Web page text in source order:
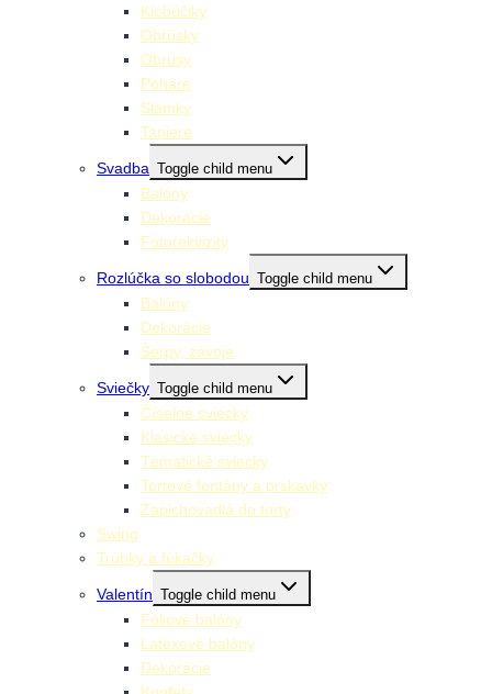
Klobúčiky
Obrúsky
Obrusy
Poháre
Slamky
Taniere
Svadba Toggle child menu
Balóny
Dekorácie
Fotorekvizity
Rozlúčka so slobodou Toggle child menu
Balóny
Dekorácie
Šerpy, závoje
Sviečky Toggle child menu
Číselné sviecky
Klasické sviecky
Tématické sviecky
Tortové fontány a prskavky
Zapichovadlá do torty
Swing
Trúbky a fúkačky
Valentín Toggle child menu
Fóliové balóny
Latexové balóny
Dekorácie